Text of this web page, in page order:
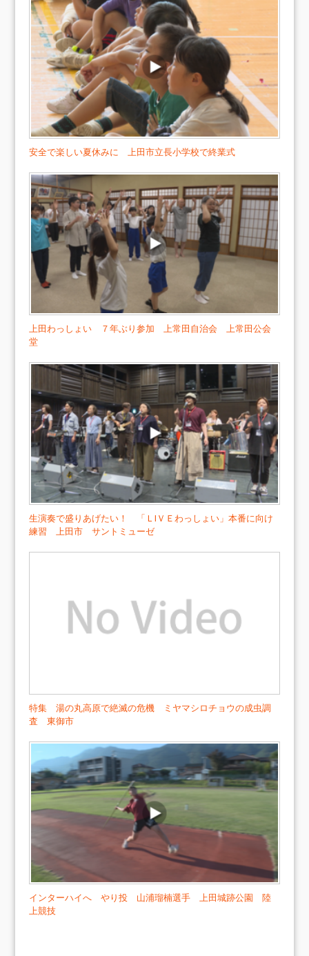
安全で楽しい夏休みに 上田市立長小学校で終業式
上田わっしょい ７年ぶり参加 上常田自治会 上常田公会
堂
生演奏で盛りあげたい！ 「ＬIＶＥわっしょい」本番に向け
練習 上田市 サントミューゼ
特集 湯の丸高原で絶滅の危機 ミヤマシロチョウの成虫調
査 東御市
インターハイへ やり投 山浦瑠楠選手 上田城跡公園 陸
上競技